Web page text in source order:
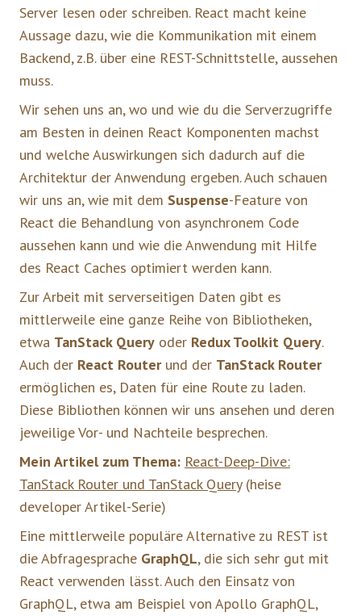
Server lesen oder schreiben. React macht keine
Aussage dazu, wie die Kommunikation mit einem
Backend, z.B. über eine REST-Schnittstelle, aussehen
muss.
Wir sehen uns an, wo und wie du die Serverzugriffe
am Besten in deinen React Komponenten machst
und welche Auswirkungen sich dadurch auf die
Architektur der Anwendung ergeben. Auch schauen
wir uns an, wie mit dem Suspense-Feature von
React die Behandlung von asynchronem Code
aussehen kann und wie die Anwendung mit Hilfe
des React Caches optimiert werden kann.
Zur Arbeit mit serverseitigen Daten gibt es
mittlerweile eine ganze Reihe von Bibliotheken,
etwa TanStack Query oder Redux Toolkit Query.
Auch der React Routerund der TanStack Router
ermöglichen es, Daten für eine Route zu laden.
Diese Bibliothen können wir uns ansehen und deren
jeweilige Vor- und Nachteile besprechen.
Mein Artikel zum Thema: React-Deep-Dive:
TanStack Router und TanStack Query (heise
developer Artikel-Serie)
Eine mittlerweile populäre Alternative zu REST ist
die Abfragesprache GraphQL, die sich sehr gut mit
React verwenden lässt. Auch den Einsatz von
GraphQL, etwa am Beispiel von Apollo GraphQL,